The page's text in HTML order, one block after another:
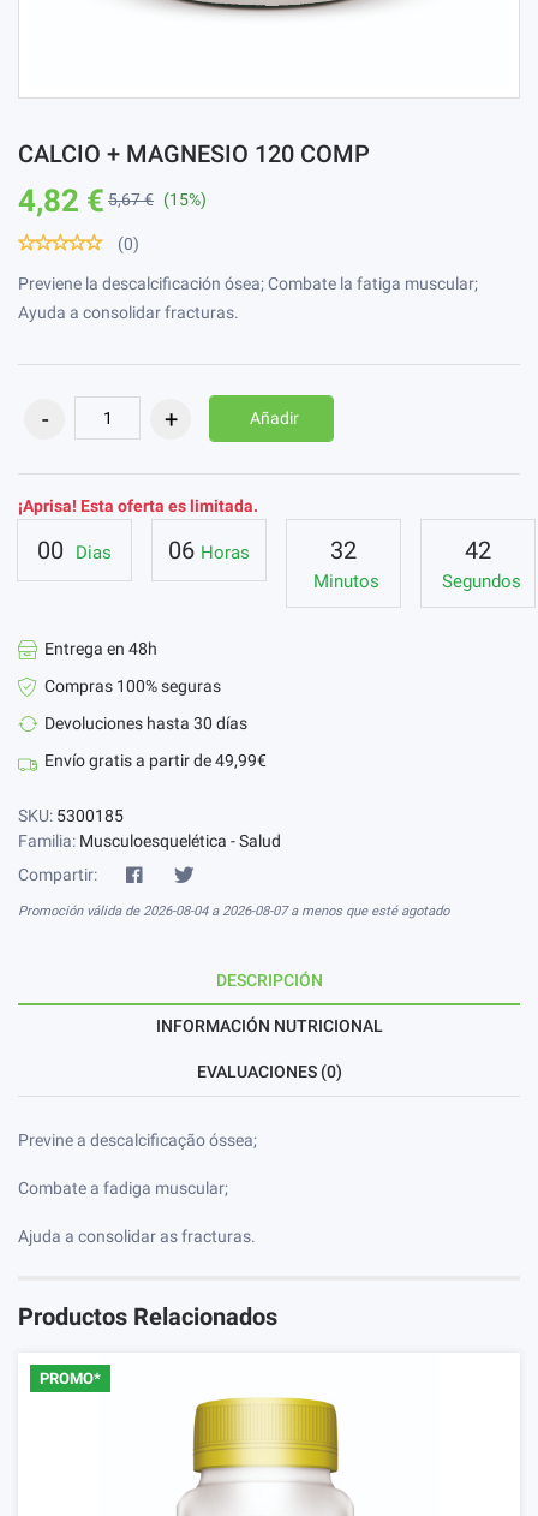
CALCIO + MAGNESIO 120 COMP
4,82 € 5,67 € (15%)
(0)
Previene la descalcificación ósea; Combate la fatiga muscular;
Ayuda a consolidar fracturas.
Añadir
¡Aprisa! Esta oferta es limitada.
00 Dias 06 Horas 32
Minutos
42
Segundos
Entrega en 48h
Compras 100% seguras
Devoluciones hasta 30 días
Envío gratis a partir de 49,99€
SKU: 5300185
Familia: Musculoesquelética - Salud
Compartir:
Promoción válida de 2026-08-04 a 2026-08-07 a menos que esté agotado
DESCRIPCIÓN
INFORMACIÓN NUTRICIONAL
EVALUACIONES (0)
Previne a descalcificação óssea;
Combate a fadiga muscular;
Ajuda a consolidar as fracturas.
Productos Relacionados
PROMO*